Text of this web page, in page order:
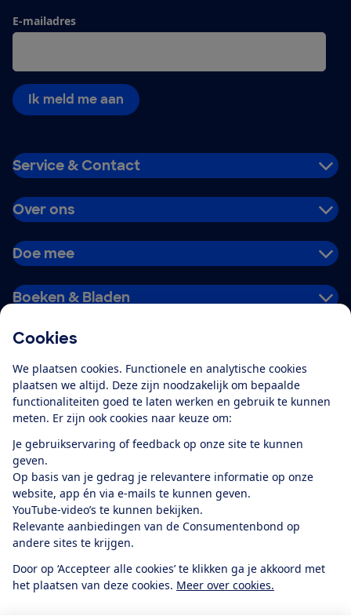
Cookies
We plaatsen cookies. Functionele en analytische cookies
plaatsen we altijd. Deze zijn noodzakelijk om bepaalde
functionaliteiten goed te laten werken en gebruik te kunnen
meten. Er zijn ook cookies naar keuze om:
Je gebruikservaring of feedback op onze site te kunnen
geven.
Op basis van je gedrag je relevantere informatie op onze
website, app én via e-mails te kunnen geven.
YouTube-video’s te kunnen bekijken.
Relevante aanbiedingen van de Consumentenbond op
andere sites te krijgen.
Door op ‘Accepteer alle cookies’ te klikken ga je akkoord met
het plaatsen van deze cookies. Meer over cookies.
E-mailadres
Ik meld me aan
Service & Contact
Over ons
Doe mee
Boeken & Bladen
Alles over de
app
Algemene Voorwaarden
Privacyverklaring
Cookiebeleid
Privacyvoorkeuren
Toegankelijkheid
RSS-feed nieuws
Facebook
TwitterInstagram
YoutubeLinkedIn
12.901consumentenbeoordelen de Consumentenbondmet gemiddeld